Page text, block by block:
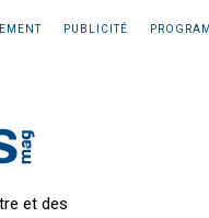
PUBLICITÉ
et des